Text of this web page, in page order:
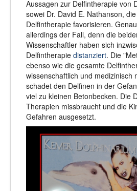
Aussagen zur Delfintherapie von
sowei Dr. David E. Nathanson,
Delfintherapie favorisieren.
allerdings der Fall, denn die
Wissenschaftler haben sich
Delfintherapie distanziert. Die
ebenso wie die gesamte
wissenschaftlich und medizinisch
schadet den Delfinen in der
viel zu kleinen Betonbecken. Die
Therapien missbraucht und die
Gefahren ausgesetzt.